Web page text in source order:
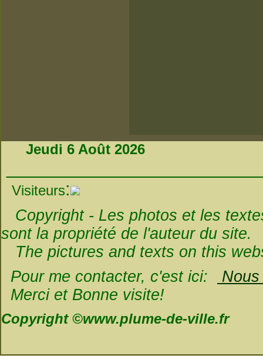
Jeudi 6 Août 2026
Visiteurs:
Copyright - Les photos et les
sont la propriété de l'auteur du site.
The pictures and texts on this
Pour me contacter, c'est ici:
Merci et Bonne visite!
Copyright ©www.plume-de-ville.fr